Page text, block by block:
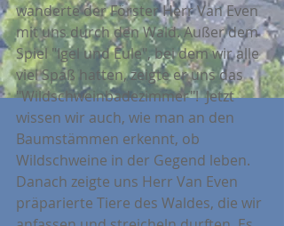
wanderte der Förster Herr Van Even
mit uns durch den Wald. Außer dem
Spiel "Igel und Eule", bei dem wir alle
viel Spaß hatten, zeigte er uns das
"Wildschweinbadezimmer"!  Jetzt
wissen wir auch, wie man an den
Baumstämmen erkennt, ob
Wildschweine in der Gegend leben.
Danach zeigte uns Herr Van Even
präparierte Tiere des Waldes, die wir